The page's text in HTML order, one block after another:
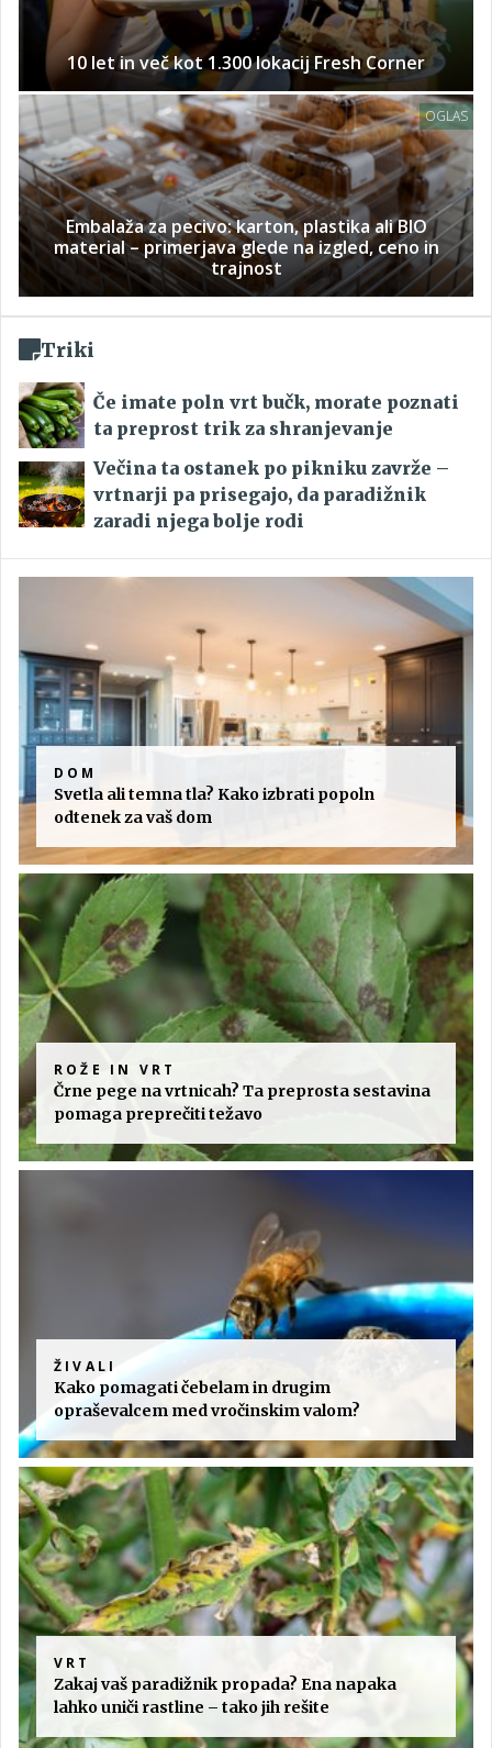
10 let in več kot 1.300 lokacij Fresh Corner
OGLAS
Embalaža za pecivo: karton, plastika ali BIO
material – primerjava glede na izgled, ceno in
trajnost
Triki
Če imate poln vrt bučk, morate poznati
ta preprost trik za shranjevanje
Večina ta ostanek po pikniku zavrže –
vrtnarji pa prisegajo, da paradižnik
zaradi njega bolje rodi
DOM
Svetla ali temna tla? Kako izbrati popoln
odtenek za vaš dom
ROŽE IN VRT
Črne pege na vrtnicah? Ta preprosta sestavina
pomaga preprečiti težavo
ŽIVALI
Kako pomagati čebelam in drugim
opraševalcem med vročinskim valom?
VRT
Zakaj vaš paradižnik propada? Ena napaka
lahko uniči rastline – tako jih rešite